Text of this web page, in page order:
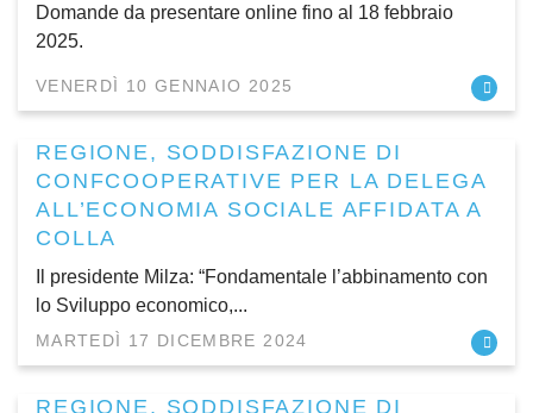
Domande da presentare online fino al 18 febbraio
2025.
VENERDÌ 10 GENNAIO 2025
REGIONE, SODDISFAZIONE DI
CONFCOOPERATIVE PER LA DELEGA
ALL’ECONOMIA SOCIALE AFFIDATA A
COLLA
Il presidente Milza: “Fondamentale l’abbinamento con
lo Sviluppo economico,...
MARTEDÌ 17 DICEMBRE 2024
REGIONE, SODDISFAZIONE DI